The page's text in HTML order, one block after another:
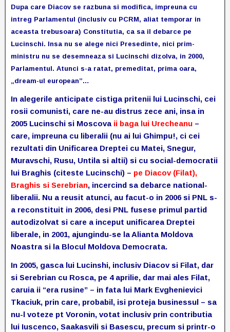
Dupa care Diacov se razbuna si modifica, impreuna cu
intreg Parlamentul (inclusiv cu PCRM, aliat temporar in
aceasta trebusoara) Constitutia, ca sa il debarce pe
Lucinschi. Insa nu se alege nici Presedinte, nici prim-
ministru nu se desemneaza si Lucinschi dizolva, in 2000,
Parlamentul. Atunci s-a ratat, premeditat, prima oara,
„dream-ul european”…
In alegerile anticipate cistiga pritenii lui Lucinschi, cei
rosii comunisti, care ne-au distrus zece ani, insa in
2005 Lucinschi si Moscova ii baga lui Urecheanu –
care, impreuna cu liberalii (nu ai lui Ghimpu!, ci cei
rezultati din Unificarea Dreptei cu Matei, Snegur,
Muravschi, Rusu, Untila si altii) si cu social-democratii
lui Braghis (citeste Lucinschi) – pe Diacov (Filat),
Braghis si Serebrian, incercind sa debarce national-
liberalii. Nu a reusit atunci, au facut-o in 2006 si PNL s-
a reconstituit in 2006, desi PNL fusese primul partid
autodizolvat si care a inceput unificarea Dreptei
liberale, in 2001, ajungindu-se la Alianta Moldova
Noastra si la Blocul Moldova Democrata.
In 2005, gasca lui Lucinshi, inclusiv Diacov si Filat, dar
si Serebrian cu Rosca, pe 4 aprilie, dar mai ales Filat,
caruia ii “era rusine” – in fata lui Mark Evghenievici
Tkaciuk, prin care, probabil, isi proteja businessul – sa
nu-l voteze pt Voronin, votat inclusiv prin contributia
lui Iuscenco, Saakasvili si Basescu, precum si printr-o